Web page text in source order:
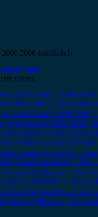
2006 ψαλίδι δεξί
τιμή
επίσης
Opel Corsa C 2000-2006-
Opel Corsa C 2000-2006 –
Φανάρι Εμπρός Αριστερό
Εμπρός Αριστερό – Tρεις
Δεξί Φανάρι – Τρεις
Εμπρός Φανάρι – Τρεις